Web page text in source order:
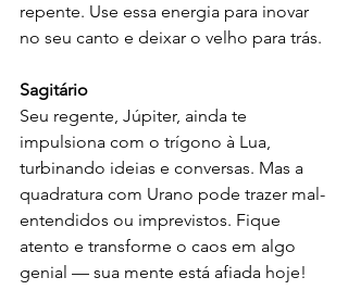
repente. Use essa energia para inovar
no seu canto e deixar o velho para trás.
Sagitário
Seu regente, Júpiter, ainda te
impulsiona com o trígono à Lua,
turbinando ideias e conversas. Mas a
quadratura com Urano pode trazer mal-
entendidos ou imprevistos. Fique
atento e transforme o caos em algo
genial — sua mente está afiada hoje!